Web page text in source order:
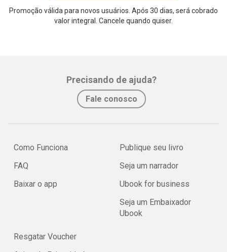
Promoção válida para novos usuários. Após 30 dias, será cobrado
valor integral. Cancele quando quiser.
Precisando de ajuda?
Fale conosco
Como Funciona
FAQ
Baixar o app
Publique seu livro
Seja um narrador
Ubook for business
Seja um Embaixador
Ubook
Resgatar Voucher